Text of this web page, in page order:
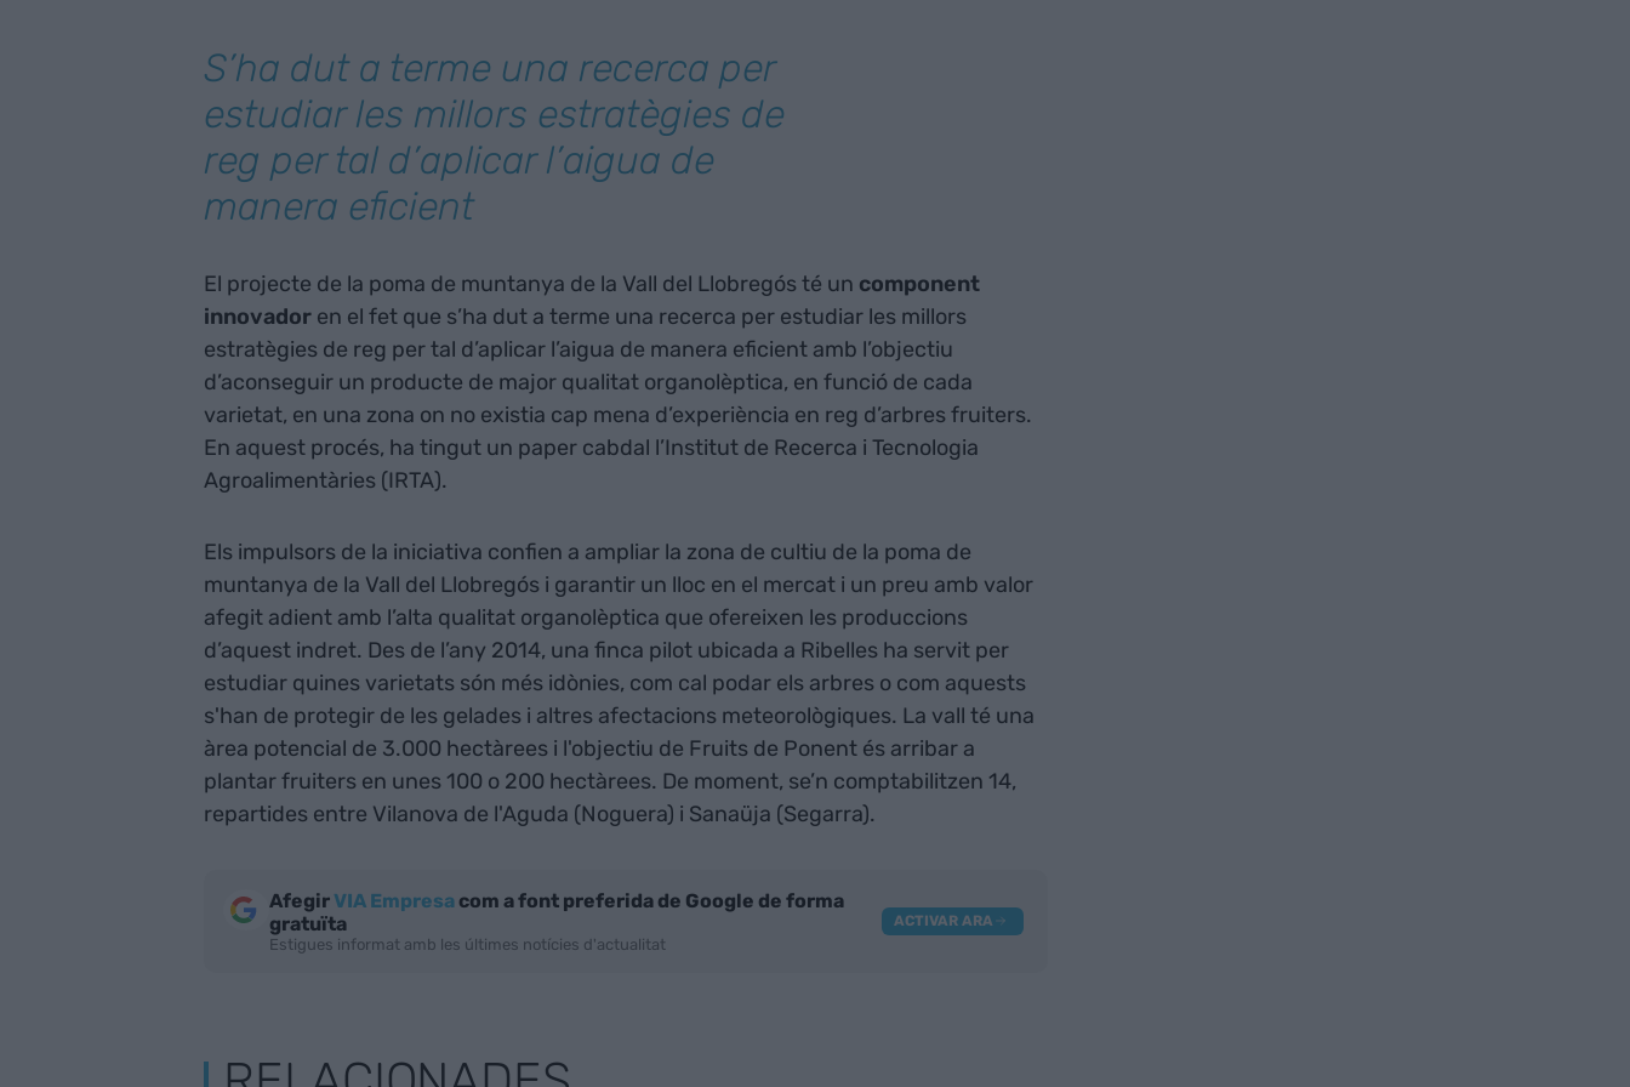
S’ha dut a terme una recerca per
estudiar les millors estratègies de
reg per tal d’aplicar l’aigua de
manera eficient
El projecte de la poma de muntanya de la Vall del Llobregós té un component
innovadoren el fet que s’ha dut a terme una recerca per estudiar les millors
estratègies de reg per tal d’aplicar l’aigua de manera eficient amb l’objectiu
d’aconseguir un producte de major qualitat organolèptica, en funció de cada
varietat, en una zona on no existia cap mena d’experiència en reg d’arbres fruiters.
En aquest procés, ha tingut un paper cabdal l’Institut de Recerca i Tecnologia
Agroalimentàries (IRTA).
Els impulsors de la iniciativa confien a ampliar la zona de cultiu de la poma de
muntanya de la Vall del Llobregós i garantir un lloc en el mercat i un preu amb valor
afegit adient amb l’alta qualitat organolèptica que ofereixen les produccions
d’aquest indret. Des de l’any 2014, una finca pilot ubicada a Ribelles ha servit per
estudiar quines varietats són més idònies, com cal podar els arbres o com aquests
s'han de protegir de les gelades i altres afectacions meteorològiques. La vall té una
àrea potencial de 3.000 hectàrees i l'objectiu de Fruits de Ponent és arribar a
plantar fruiters en unes 100 o 200 hectàrees. De moment, se’n comptabilitzen 14,
repartides entre Vilanova de l'Aguda (Noguera) i Sanaüja (Segarra).
AfegirVIA Empresacom a font preferida de Google de forma
gratuïta
Estigues informat amb les últimes notícies d'actualitat
ACTIVAR ARA